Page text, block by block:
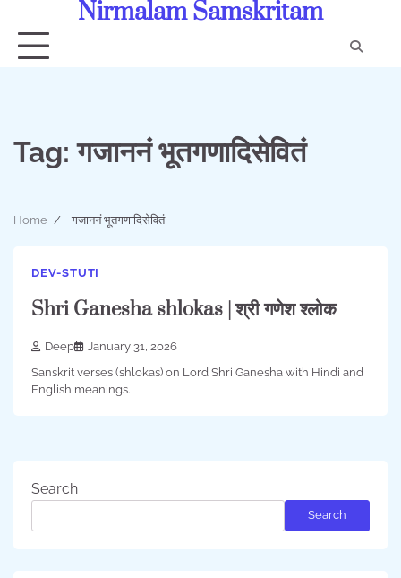
content
Nirmalam Samskritam
Tag:गजाननं भूतगणादिसेवितं
Home गजाननं भूतगणादिसेवितं
DEV-STUTI
Shri Ganesha shlokas | श्री गणेश श्लोक
Deep
January 31, 2026
Sanskrit verses (shlokas) on Lord Shri Ganesha with Hindi and
English meanings.
Search
Search